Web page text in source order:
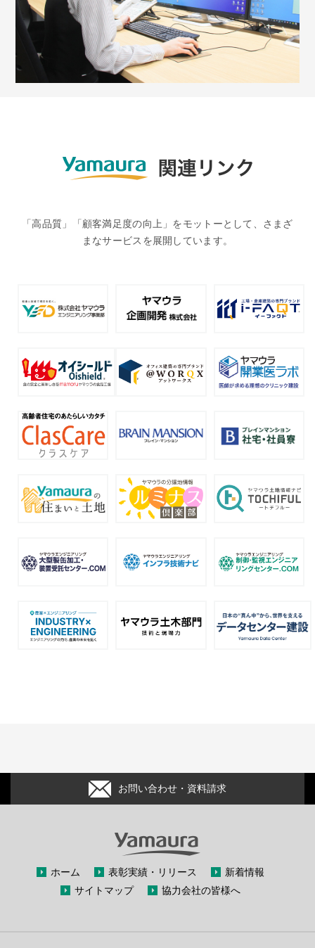
「高品質」「顧客満足度の向上」をモットーとして、さまざ
まなサービスを展開しています。
お問い合わせ・資料請求
ホーム 表彰実績・リリース
新着情報
サイトマップ
協力会社の皆様へ